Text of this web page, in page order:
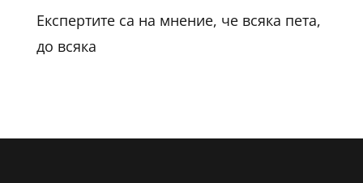
Експертите са на мнение, че всяка пета,
до всяка